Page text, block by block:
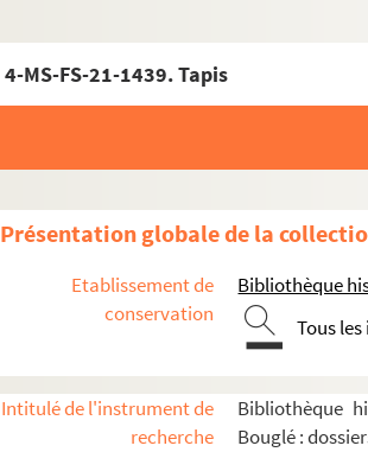
4-MS-FS-21-1439. Tapis
Présentation globale de la
Etablissement de
conservation
Bibliothèque
Tous
Intitulé de l'instrument de
recherche
Bibliothèque
Bouglé :
B
C